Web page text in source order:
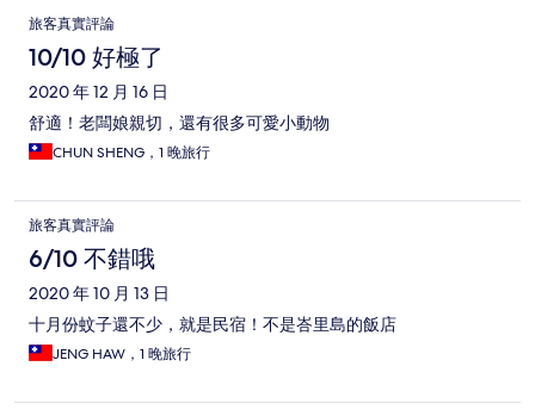
旅客真實評論
10/10 好極了
2020 年 12 月 16 日
舒適！老闆娘親切，還有很多可愛小動物
CHUN SHENG，1 晚旅行
旅客真實評論
6/10 不錯哦
2020 年 10 月 13 日
十月份蚊子還不少，就是民宿！不是峇里島的飯店
JENG HAW，1 晚旅行